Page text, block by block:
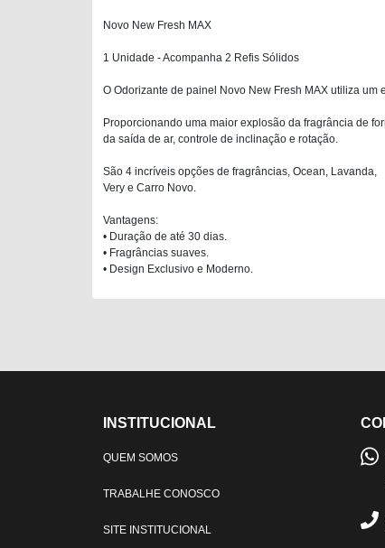
Novo New Fresh MAX
1 Unidade - Acompanha 2 Refis Sólidos
O Odorizante de painel Novo New Fresh MAX utiliza
Proporcionando uma maior explosão da fragrância de
da saída de ar, controle de inclinação e rotação.
São 4 incríveis opções de fragrâncias, Ocean, Lavanda,
Very e Carro Novo.
Vantagens:
• Duração de até 30 dias.
• Fragrâncias suaves.
• Design Exclusivo e Moderno.
INSTITUCIONAL
QUEM SOMOS
TRABALHE CONOSCO
SITE INSTITUCIONAL